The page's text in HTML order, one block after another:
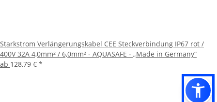
Starkstrom Verlängerungskabel CEE Steckverbindung IP67 rot /
400V 32A 4,0mm² / 6,0mm² - AQUASAFE - „Made in Germany“
ab 128,79 € *